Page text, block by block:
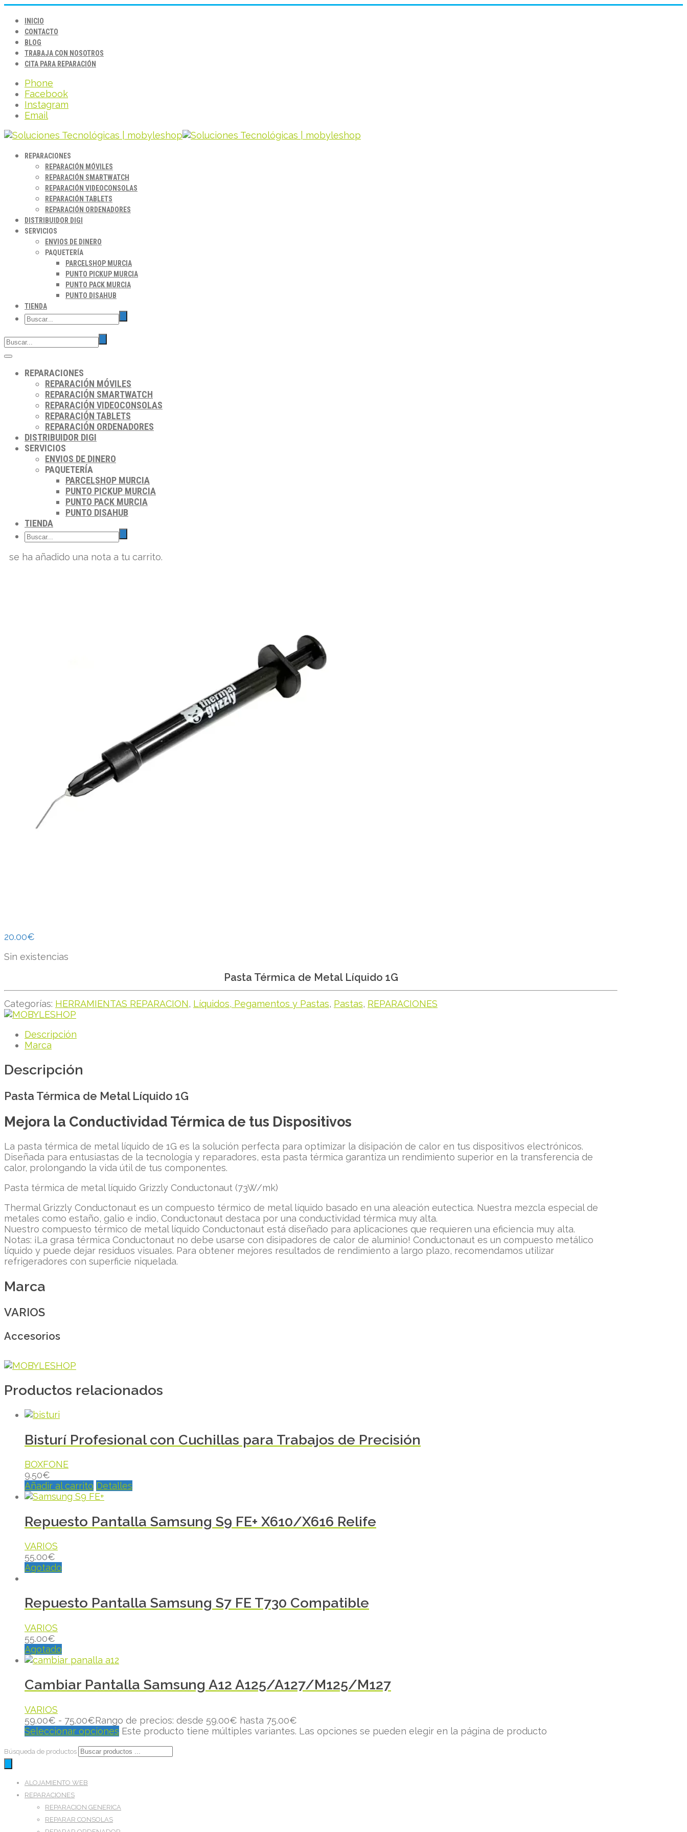
INICIO
CONTACTO
BLOG
TRABAJA CON NOSOTROS
CITA PARA REPARACIÓN
Phone
Facebook
Instagram
Email
REPARACIONES
REPARACIÓN MÓVILES
REPARACIÓN SMARTWATCH
REPARACIÓN VIDEOCONSOLAS
REPARACIÓN TABLETS
REPARACIÓN ORDENADORES
DISTRIBUIDOR DIGI
SERVICIOS
ENVIOS DE DINERO
PAQUETERÍA
PARCELSHOP MURCIA
PUNTO PICKUP MURCIA
PUNTO PACK MURCIA
PUNTO DISAHUB
TIENDA
REPARACIONES
REPARACIÓN MÓVILES
REPARACIÓN SMARTWATCH
REPARACIÓN VIDEOCONSOLAS
REPARACIÓN TABLETS
REPARACIÓN ORDENADORES
DISTRIBUIDOR DIGI
SERVICIOS
ENVIOS DE DINERO
PAQUETERÍA
PARCELSHOP MURCIA
PUNTO PICKUP MURCIA
PUNTO PACK MURCIA
PUNTO DISAHUB
TIENDA
se ha añadido una nota a tu carrito.
20.00€
Sin existencias
Pasta Térmica de Metal Líquido 1G
Categorías: HERRAMIENTAS REPARACION, Líquidos, Pegamentos y Pastas, Pastas, REPARACIONES
Descripción
Marca
Descripción
Pasta Térmica de Metal Líquido 1G
Mejora la Conductividad Térmica de tus Dispositivos
La pasta térmica de metal líquido de 1G es la solución perfecta para optimizar la disipación de calor en tus dispositivos electrónicos.
Diseñada para entusiastas de la tecnología y reparadores, esta pasta térmica garantiza un rendimiento superior en la transferencia de
calor, prolongando la vida útil de tus componentes.
Pasta térmica de metal líquido Grizzly Conductonaut (73W/mk)
Thermal Grizzly Conductonaut es un compuesto térmico de metal líquido basado en una aleación eutectica. Nuestra mezcla especial de
metales como estaño, galio e indio, Conductonaut destaca por una conductividad térmica muy alta.
Nuestro compuesto térmico de metal líquido Conductonaut está diseñado para aplicaciones que requieren una eficiencia muy alta.
Notas: ¡La grasa térmica Conductonaut no debe usarse con disipadores de calor de aluminio! Conductonaut es un compuesto metálico
líquido y puede dejar residuos visuales. Para obtener mejores resultados de rendimiento a largo plazo, recomendamos utilizar
refrigeradores con superficie niquelada.
Marca
VARIOS
Accesorios
Productos relacionados
Bisturí Profesional con Cuchillas para Trabajos de Precisión
BOXFONE
9.50€
Añadir al carrito Detalles
Repuesto Pantalla Samsung S9 FE+ X610/X616 Relife
VARIOS
55.00€
Agotado
Repuesto Pantalla Samsung S7 FE T730 Compatible
VARIOS
55.00€
Agotado
Cambiar Pantalla Samsung A12 A125/A127/M125/M127
VARIOS
59.00€ - 75.00€Rango de precios: desde 59.00€ hasta 75.00€
Seleccionar opciones Este producto tiene múltiples variantes. Las opciones se pueden elegir en la página de producto
Búsqueda de productos
ALOJAMIENTO WEB
REPARACIONES
REPARACION GENERICA
REPARAR CONSOLAS